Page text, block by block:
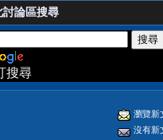
討論區搜尋
搜尋
瀏覽新
沒有新